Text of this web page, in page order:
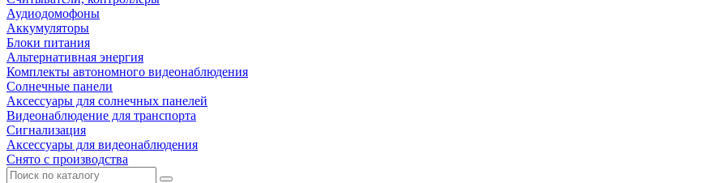
Аудиодомофоны
Аккумуляторы
Блоки питания
Альтернативная энергия
Комплекты автономного видеонаблюдения
Солнечные панели
Аксессуары для солнечных панелей
Видеонаблюдение для транспорта
Сигнализация
Аксессуары для видеонаблюдения
Снято с производства